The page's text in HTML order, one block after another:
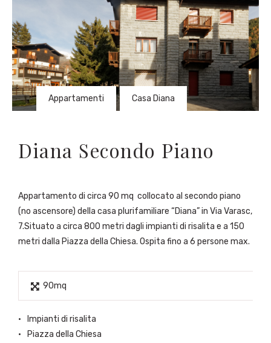
Appartamenti , Casa Diana
Diana Secondo Piano
Appartamento di circa 90 mq collocato al secondo piano
(no ascensore) della casa plurifamiliare “Diana” in Via Varasc,
7.Situato a circa 800 metri dagli impianti di risalita e a 150
metri dalla Piazza della Chiesa. Ospita fino a 6 persone max.
90mq
Impianti di risalita
Piazza della Chiesa